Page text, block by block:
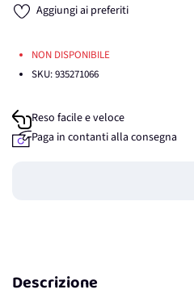
Aggiungi ai preferiti
NON DISPONIBILE
SKU:935271066
Reso facile e veloce
Paga in contanti alla consegna
Descrizione